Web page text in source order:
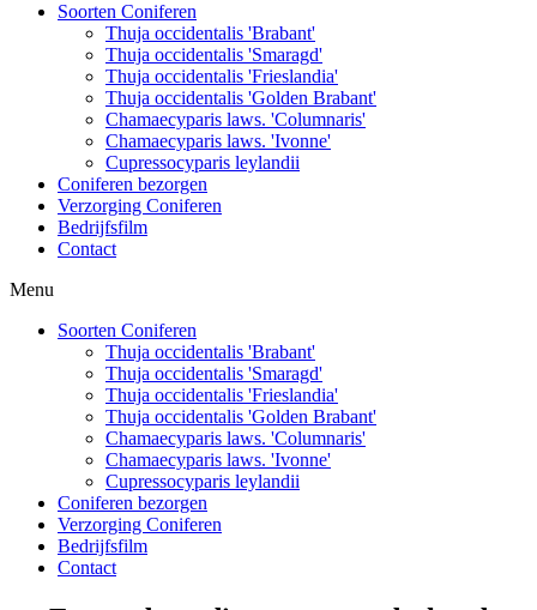
Soorten Coniferen
Thuja occidentalis 'Brabant'
Thuja occidentalis 'Smaragd'
Thuja occidentalis 'Frieslandia'
Thuja occidentalis 'Golden Brabant'
Chamaecyparis laws. 'Columnaris'
Chamaecyparis laws. 'Ivonne'
Cupressocyparis leylandii
Coniferen bezorgen
Verzorging Coniferen
Bedrijfsfilm
Contact
Menu
Soorten Coniferen
Thuja occidentalis 'Brabant'
Thuja occidentalis 'Smaragd'
Thuja occidentalis 'Frieslandia'
Thuja occidentalis 'Golden Brabant'
Chamaecyparis laws. 'Columnaris'
Chamaecyparis laws. 'Ivonne'
Cupressocyparis leylandii
Coniferen bezorgen
Verzorging Coniferen
Bedrijfsfilm
Contact